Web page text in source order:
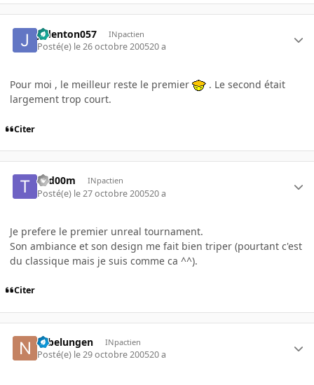
jcdenton057 INpactien
Posté(e) le 26 octobre 200520 a
Pour moi , le meilleur reste le premier
. Le second était
largement trop court.
Citer
T0d00m INpactien
Posté(e) le 27 octobre 200520 a
Je prefere le premier unreal tournament.
Son ambiance et son design me fait bien triper (pourtant c'est
du classique mais je suis comme ca ^^).
Citer
Nibelungen INpactien
Posté(e) le 29 octobre 200520 a